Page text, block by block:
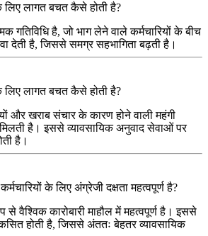
लिए लागत बचत कैसे होती है?
गतिविधि है, जो भाग लेने वाले कर्मचारियों के बीच
देती है, जिससे समग्र सहभागिता बढ़ती है।
लिए लागत बचत कैसे होती है?
और खराब संचार के कारण होने वाली महंगी
है। इससे व्यावसायिक अनुवाद सेवाओं पर
है।
के लिए अंग्रेजी दक्षता महत्वपूर्ण है?
से वैश्विक कारोबारी माहौल में महत्वपूर्ण है। इससे
होती है, जिससे अंततः बेहतर व्यावसायिक